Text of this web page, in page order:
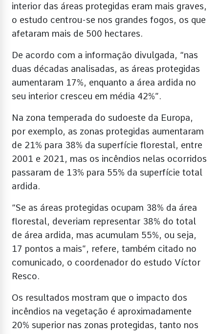
interior das áreas protegidas eram mais graves,
o estudo centrou-se nos grandes fogos, os que
afetaram mais de 500 hectares.
De acordo com a informação divulgada, “nas
duas décadas analisadas, as áreas protegidas
aumentaram 17%, enquanto a área ardida no
seu interior cresceu em média 42%”.
Na zona temperada do sudoeste da Europa,
por exemplo, as zonas protegidas aumentaram
de 21% para 38% da superfície florestal, entre
2001 e 2021, mas os incêndios nelas ocorridos
passaram de 13% para 55% da superfície total
ardida.
“Se as áreas protegidas ocupam 38% da área
florestal, deveriam representar 38% do total
de área ardida, mas acumulam 55%, ou seja,
17 pontos a mais”, refere, também citado no
comunicado, o coordenador do estudo Víctor
Resco.
Os resultados mostram que o impacto dos
incêndios na vegetação é aproximadamente
20% superior nas zonas protegidas, tanto nos